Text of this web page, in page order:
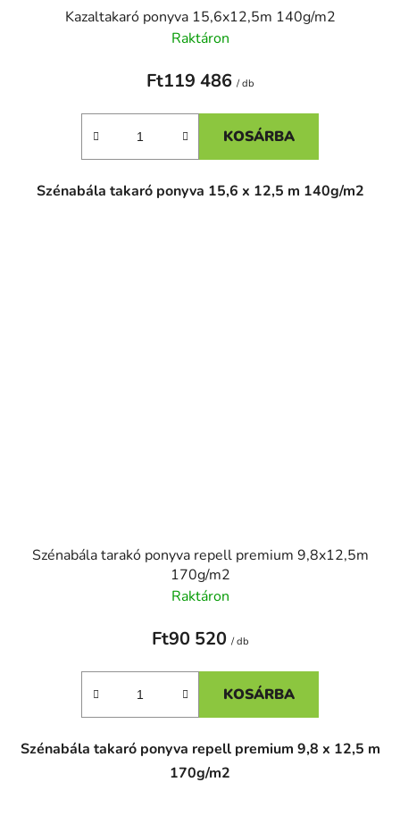
Kazaltakaró ponyva 15,6x12,5m 140g/m2
Raktáron
Ft119 486 / db
KOSÁRBA
Szénabála takaró ponyva 15,6 x 12,5 m 140g/m2
Szénabála tarakó ponyva repell premium 9,8x12,5m
170g/m2
Raktáron
Ft90 520 / db
KOSÁRBA
Szénabála takaró ponyva repell premium 9,8 x 12,5 m
170g/m2